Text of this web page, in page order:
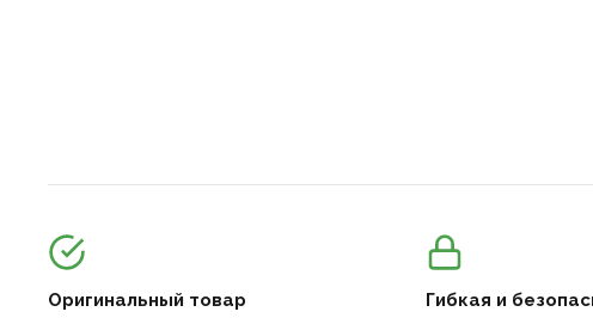
Оригинальный товар Гибкая и